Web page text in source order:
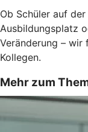
Ob Schüler auf
Ausbildungsplatz
Veränderung – wir
Kollegen.
Mehr zum